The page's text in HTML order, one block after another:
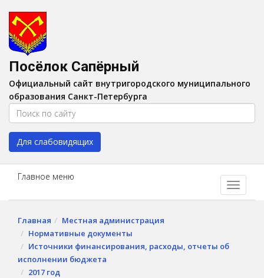
Изображения:
Цвет:A A
Посёлок Сапёрный
Официальный сайт внутригородского муниципального
образования Санкт-Петербурга
Для слабовидящих
Главное меню
Главная
Местная администрация
Нормативные документы
Источники финансирования, расходы, отчеты об
исполнении бюджета
2017 год